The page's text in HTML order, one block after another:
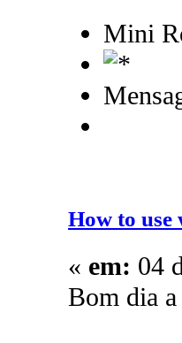
Mini
How to
« em: 04
Bom dia